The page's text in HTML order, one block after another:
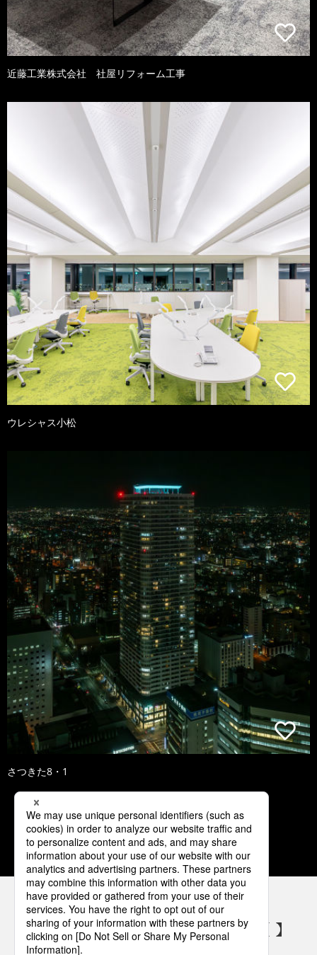
近藤工業株式会社 社屋リフォーム工事
ウレシャス小松
さつきた8・1
1 2 3 4 5
パナソニックの電気設備 SNSアカウント